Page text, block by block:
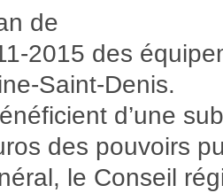
de
2015 des
Saint-Denis.
d’une
des pouvoirs
le Conseil